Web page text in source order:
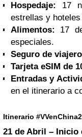
Hospedaje:
17
estrellas y
Alimentos:
17
especiales.
Seguro de viajero
Tarjeta eSIM de
Entradas y
en el itinerario a
Itinerario
21 de Abril – Inicio